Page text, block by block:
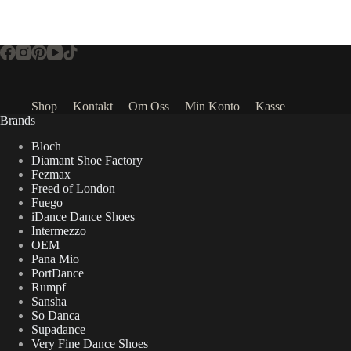
Shop Kontakt Om Oss Min Konto
Kasse
Brands
Bloch
Diamant Shoe Factory
Fezmax
Freed of London
Fuego
iDance Dance Shoes
Intermezzo
OEM
Pana Mio
PortDance
Rumpf
Sansha
So Danca
Supadance
Very Fine Dance Shoes